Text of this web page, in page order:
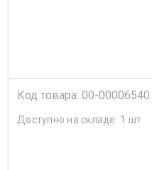
Код товара: 00-00006540
Доступно на складе: 1 шт.